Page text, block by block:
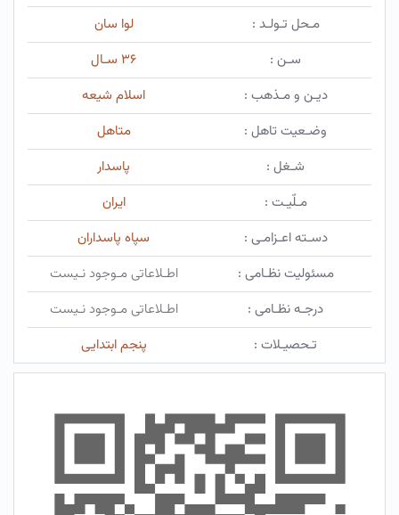
مـحل تـولـد :
لوا سان
سـن :
۳۶ سـال
دیـن و مـذهب :
اسلام شیعه
وضـعیت تاهل :
متاهل
شـغل :
پاسدار
مـلّیـت :
ایران
دسـته اعـزامـی :
سپاه پاسداران
مسئولیت نظـامی :
اطـلاعاتی مـوجود نـیست
درجـه نظـامی :
اطـلاعاتی مـوجود نـیست
تـحصیـلات :
پنجم ابتدایی